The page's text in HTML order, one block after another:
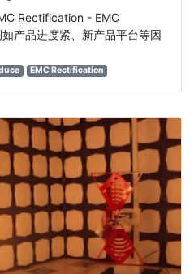
Rectification - EMC
产品进度紧、新产品平台等因
EMC Rectification